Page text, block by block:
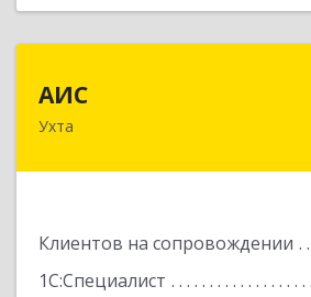
АИС
Ухта
Клиентов на сопровождении
1С:Специалист
169310, Коми Респ, Ухта г,